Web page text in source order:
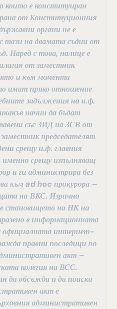
които е конституиран
от Конституционния
органи не е
тази на двамата съдии от
Наред с това, налице е
от заместник
и към момента
имат пряко отношение
задължения на и.ф.
начин да бъдат
със ЗИД на ЗСВ от
председателят
срещу и.ф. главния
именно срещу изпълняващ
и ги администрира без
към ad hoc прокурора –
на ВКС. Изрично
становището на НК на
в информационната
официалната интернет-
правни последици по
акт –
колегия на ВСС.
да обсъжда и да поиска
акт е
административен